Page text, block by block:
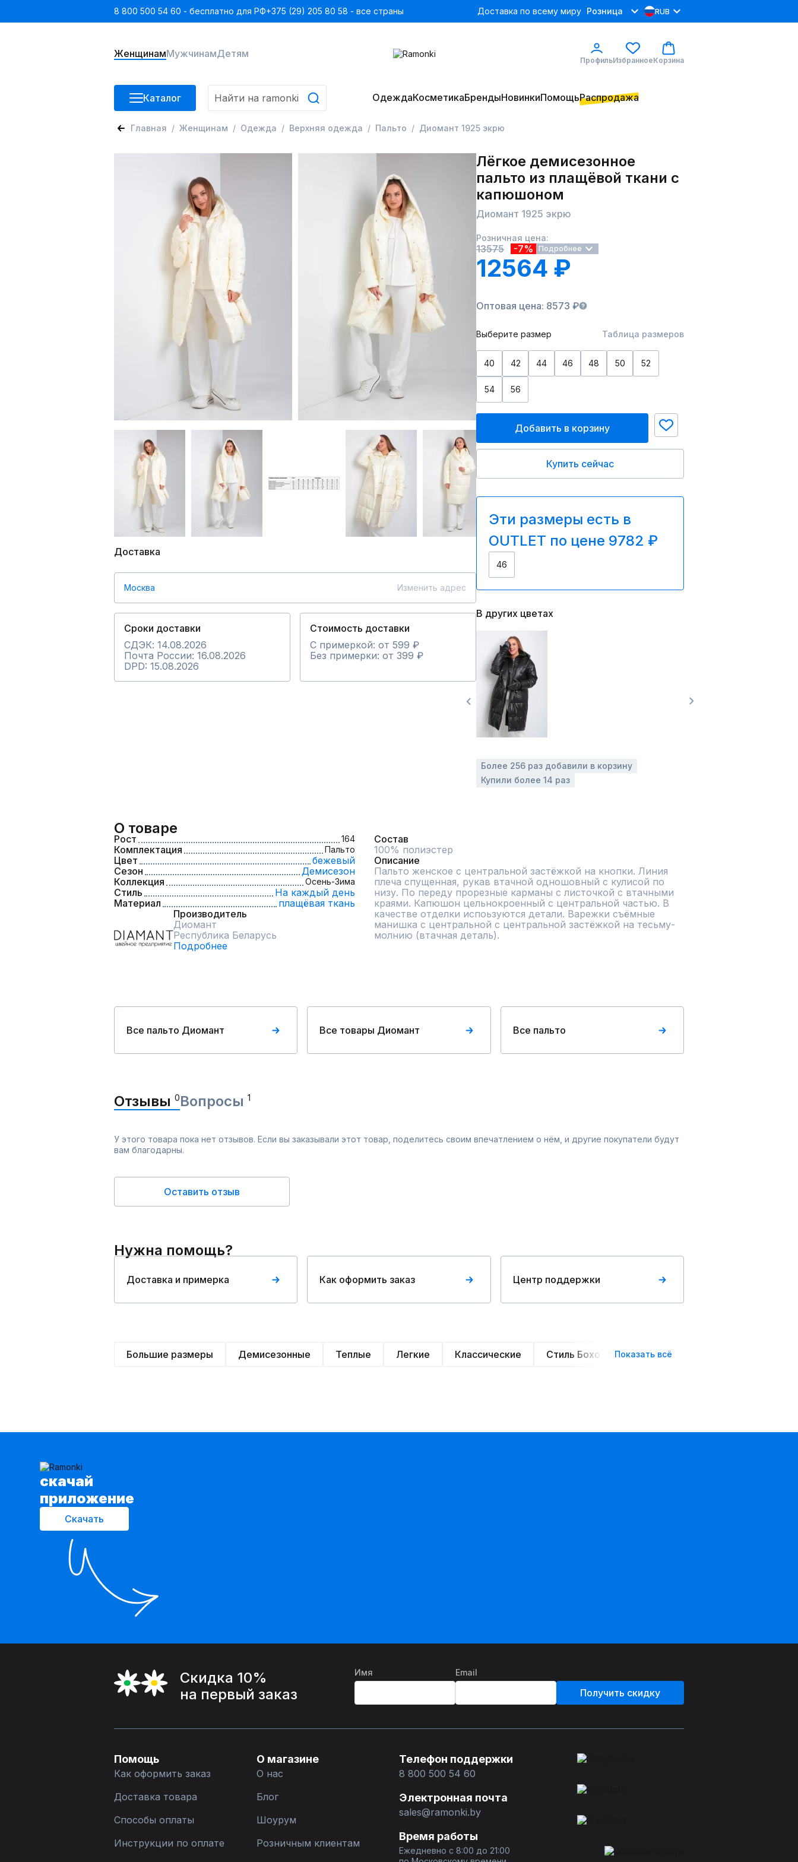
8 800 500 54 60 - бесплатно для РФ+375 (29) 205 80 58 - все страны Доставка по всему миру Розница RUB
ЖенщинамМужчинамДетям
ПрофильИзбранноеКорзина
Каталог ОдеждаКосметикаБрендыНовинкиПомощьРаспродажа
Главная Женщинам Одежда Верхняя одежда Пальто Диомант 1925 экрю
Доставка
Москва Изменить адрес
Сроки доставки
СДЭК: 14.08.2026
Почта России: 16.08.2026
DPD: 15.08.2026
Стоимость доставки
С примеркой: от 599 ₽
Без примерки: от 399 ₽
Лёгкое демисезонное
пальто из плащёвой ткани с
капюшоном
Диомант 1925 экрю
Розничная цена:
13575 -7% Подробнее
12564 ₽
Оптовая цена: 8573 ₽
Выберите размер Таблица размеров
40 42 44 46 48 50 52
54 56
Добавить в корзину
Купить сейчас
Эти размеры есть в
OUTLET по цене 9782 ₽
46
В других цветах
Более 256 раз добавили в корзину
Купили более 14 раз
О товаре
Рост 164
Комплектация Пальто
Цвет
бежевый
Сезон
Демисезон
Коллекция
Осень-Зима
Стиль
На каждый день
Материал
плащёвая ткань
Производитель
Диомант
Республика Беларусь
Подробнее
Состав
100% полиэстер
Описание
Пальто женское с центральной застёжкой на кнопки. Линия
плеча спущенная, рукав втачной одношовный с кулисой по
низу. По переду прорезные карманы с листочкой с втачными
краями. Капюшон цельнокроенный с центральной частью. В
качестве отделки испоьзуются детали. Варежки съёмные
манишка с центральной с центральной застёжкой на тесьму-
молнию (втачная деталь).
Все пальто Диомант Все товары Диомант Все пальто
Отзывы 0Вопросы 1
У этого товара пока нет отзывов. Если вы заказывали этот товар, поделитесь своим впечатлением о нём, и другие покупатели будут
вам благодарны.
Оставить отзыв
Нужна помощь?
Доставка и примерка Как оформить заказ Центр поддержки
Большие размеры Демисезонные Теплые Легкие Классические Стиль Бохо Элегантные
Показать всё
cкачай
приложение
Скачать
Скидка 10%
на первый заказ
Имя Email
Получить скидку
Помощь
Как оформить заказ
Доставка товара
Способы оплаты
Инструкции по оплате
О магазине
О нас
Блог
Шоурум
Розничным клиентам
Телефон поддержки
8 800 500 54 60
Электронная почта
sales@ramonki.by
Время работы
Ежедневно с 8:00 до 21:00